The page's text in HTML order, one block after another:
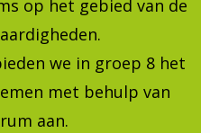
op het gebied van de
we in groep 8 het
met behulp van
aan.